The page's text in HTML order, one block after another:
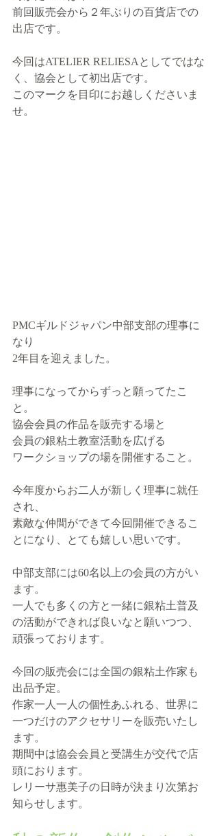
前回販売会から２年ぶりの百貨店での
出店です。
今回はATELIER RELIESAとしてではな
く、協会として初出店です。
このマークを目印にお越しくださいま
せ。
PMCギルドジャパン中部支部の理事に
なり
2年目を迎えました。
理事になってからずっと願ってたこ
と。
協会会員の作品を販売する場と
会員の銀粘土教室活動を広げる
ワークショップの場を開催すること。
今年度からお二人が新しく理事に就任
され、
素敵な仲間ができて今回開催できるこ
とになり、とても嬉しい思いです。
中部支部には60名以上の会員の方がい
ます。
一人でも多くの方と一緒に銀粘土普及
の活動ができれば良いなと願いつつ、
頑張っております。
今回の販売会には全国の銀粘土作家も
出品予定。
作家一人一人の個性あふれる、世界に
一つだけのアクセサリーを販売いたし
ます。
期間中は協会会員と受講生が交代で店
頭におります。
レリーサ惠美子の日時が決まり次第お
知らせします。